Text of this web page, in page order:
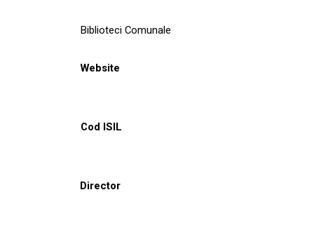
NOUTĂȚI
Biblioteci Comunale
Website
Cod ISIL
Director